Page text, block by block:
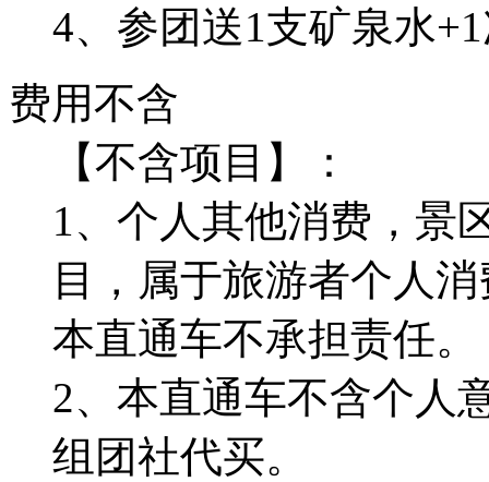
4、参团送1支矿泉水
费用不含
【不含项目】：
1、个人其他消费，景
目，属于旅游者个人
本直通车不承担责任。
2、本直通车不含个人
组团社代买。